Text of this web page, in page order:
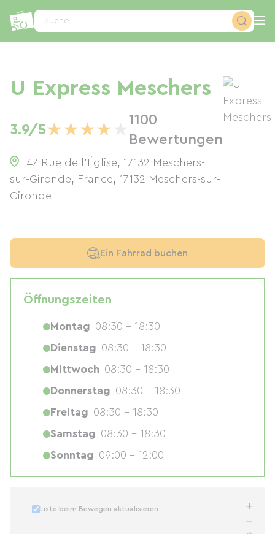
Suche...
U Express Meschers
3.9/5★★★★
1100
Bewertungen
47 Rue de l'Église, 17132 Meschers-
sur-Gironde, France, 17132 Meschers-sur-
Gironde
Liste beim Bewegen aktualisieren
Ein Fahrrad buchen
Öffnungszeiten
Montag 08:30 - 18:30
Dienstag 08:30 - 18:30
Mittwoch 08:30 - 18:30
Donnerstag 08:30 - 18:30
Freitag 08:30 - 18:30
Samstag 08:30 - 18:30
Sonntag 09:00 - 12:00
Cookie-Einstellungen